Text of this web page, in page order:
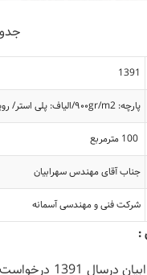
1391
پارچه: ۹۰۰gr/m2/الیاف: پلی استر/ رویه:PVC / روکش محافظ:PVDF
جناب آقای مهندس سهرابیان
شرکت فنی و مهندسی آسمانه
:
کارفرمای